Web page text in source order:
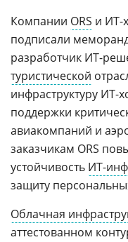
Компании ORS и ИТ-
подписали
разработчик ИТ-
туристической
инфраструктуру ИТ-
поддержки
авиакомпаний и
заказчикам ORS
устойчивость ИТ-
защиту
Облачная
аттестованном